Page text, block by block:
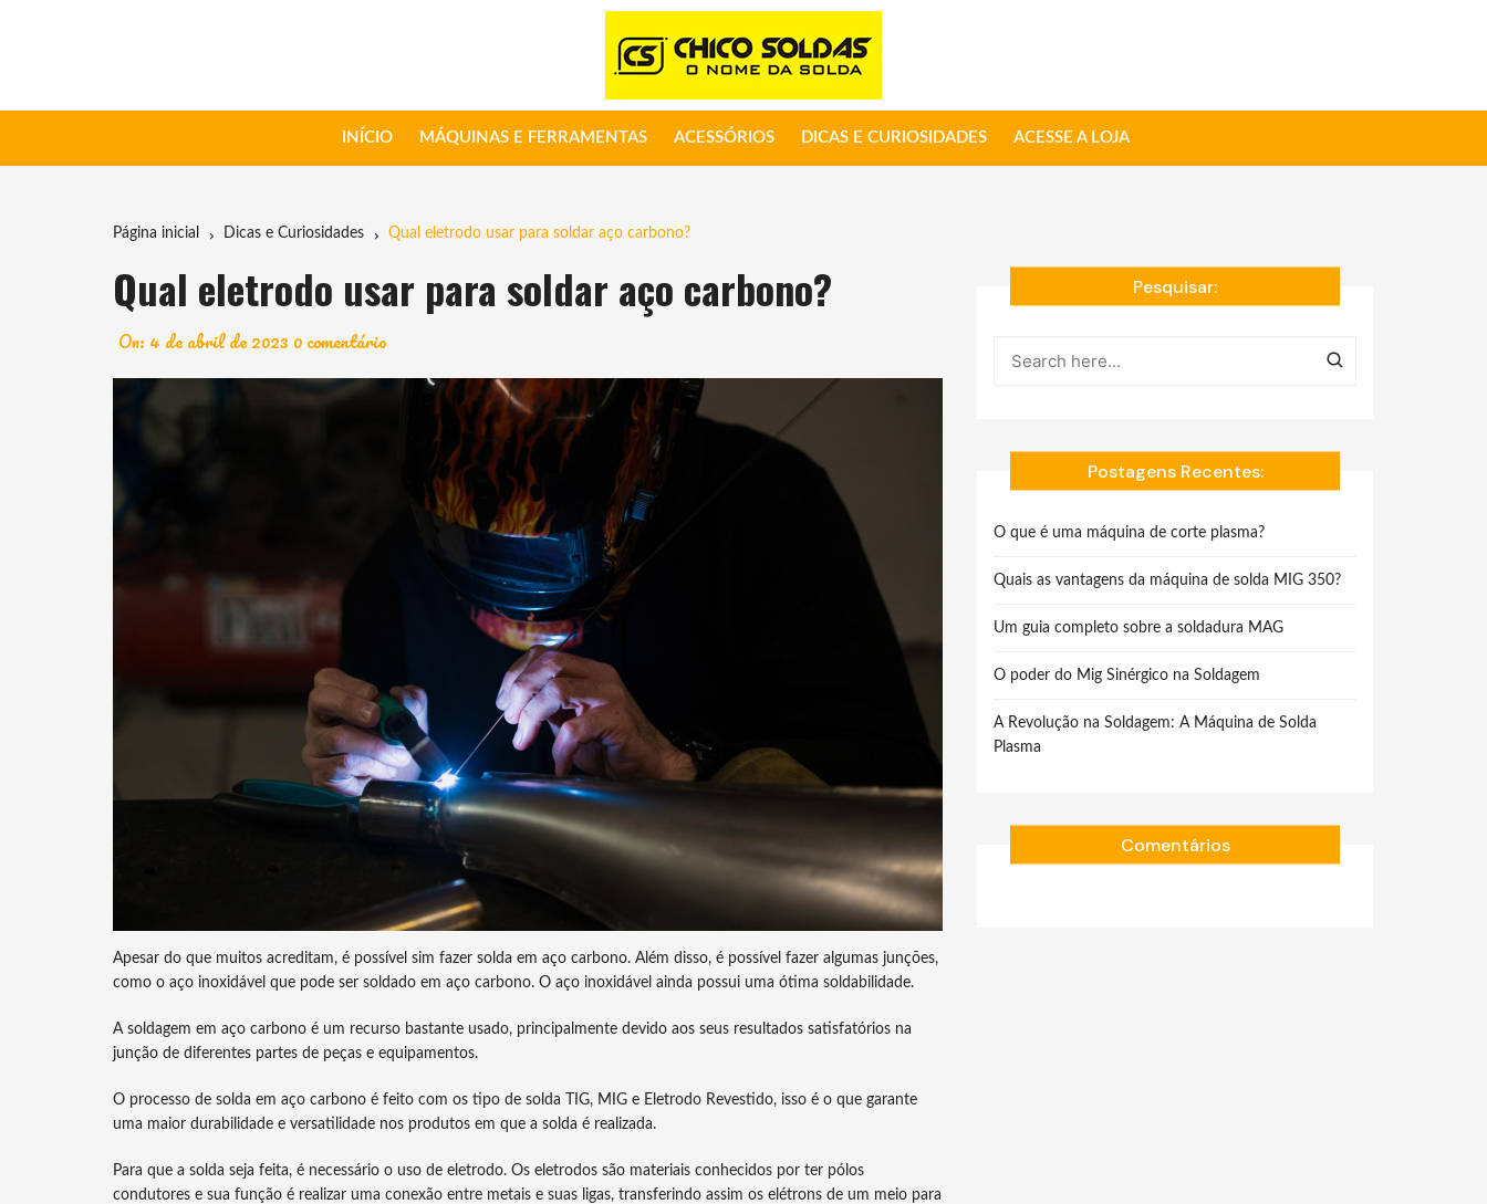
INÍCIO MÁQUINAS E FERRAMENTAS ACESSÓRIOS DICAS E CURIOSIDADES ACESSE A LOJA
Página inicial Dicas e Curiosidades Qual eletrodo usar para soldar aço carbono?
Qual eletrodo usar para soldar aço carbono?
On: 4 de abril de 2023 0 comentário
Apesar do que muitos acreditam, é possível sim fazer solda em aço carbono. Além disso, é possível fazer algumas junções,
como o aço inoxidável que pode ser soldado em aço carbono. O aço inoxidável ainda possui uma ótima soldabilidade.
A soldagem em aço carbono é um recurso bastante usado, principalmente devido aos seus resultados satisfatórios na
junção de diferentes partes de peças e equipamentos.
O processo de solda em aço carbono é feito com os tipo de solda TIG, MIG e Eletrodo Revestido, isso é o que garante
uma maior durabilidade e versatilidade nos produtos em que a solda é realizada.
Para que a solda seja feita, é necessário o uso de eletrodo. Os eletrodos são materiais conhecidos por ter pólos
condutores e sua função é realizar uma conexão entre metais e suas ligas, transferindo assim os elétrons de um meio para
Pesquisar:
Postagens Recentes:
O que é uma máquina de corte plasma?
Quais as vantagens da máquina de solda MIG 350?
Um guia completo sobre a soldadura MAG
O poder do Mig Sinérgico na Soldagem
A Revolução na Soldagem: A Máquina de Solda
Plasma
Comentários